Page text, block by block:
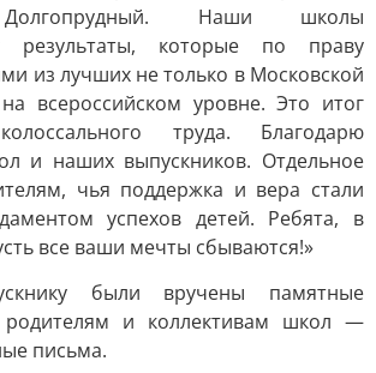
Долгопрудный. Наши школы
результаты, которые по праву
из лучших не только в Московской
всероссийском уровне. Это итог
труда. Благодарю
и наших выпускников. Отдельное
чья поддержка и вера стали
успехов детей. Ребята, в
все ваши мечты сбываются!»
были вручены памятные
и коллективам школ —
письма.